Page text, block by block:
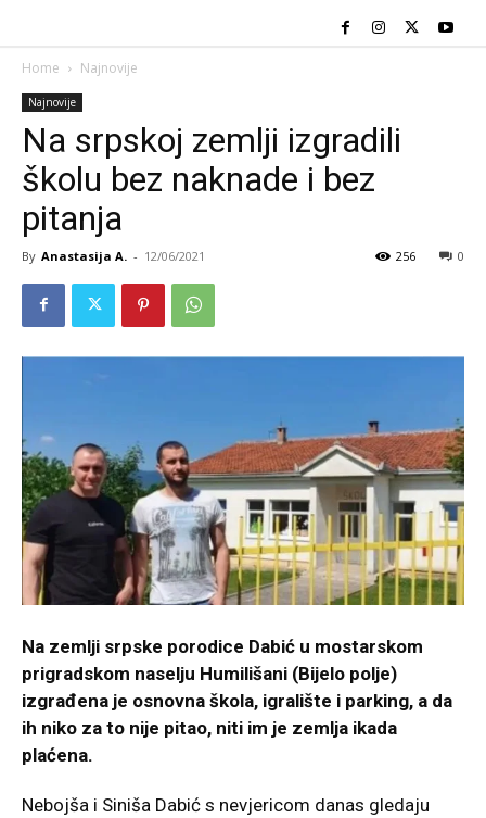
Home Najnovije
Najnovije
Na srpskoj zemlji izgradili
školu bez naknade i bez
pitanja
By Anastasija A. - 12/06/2021 0
256
Na zemlji srpske porodice Dabić u mostarskom
prigradskom naselju Humilišani (Bijelo polje)
izgrađena je osnovna škola, igralište i parking, a da
ih niko za to nije pitao, niti im je zemlja ikada
plaćena.
Nebojša i Siniša Dabić s nevjericom danas gledaju